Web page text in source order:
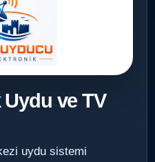
ve TV
uydu sistemi